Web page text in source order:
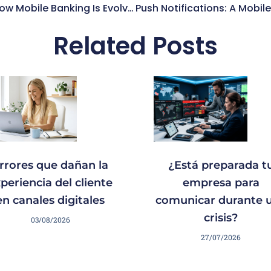
How Mobile Banking Is Evolving In Asia And Africa
Related Posts
que dañan la
del cliente
canales digitales
03/08/2026
¿Está preparada
empresa para
comunicar durante
crisis?
27/07/2026